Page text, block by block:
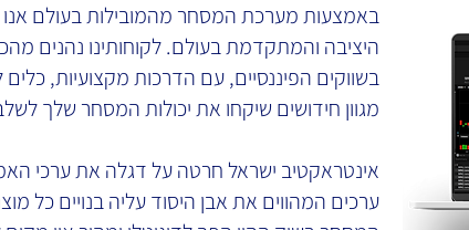
באמצעות מערכת המסחר מהמובילות בעולם
היציבה והמתקדמת בעולם. לקוחותינו נהנים
בשווקים הפיננסיים, עם הדרכות מקצועיות, כלים
מגוון חידושים שיקחו את יכולות המסחר שלך
אינטראקטיב ישראל חרטה על דגלה את ערכי
ערכים המהווים את אבן היסוד עליה בנויים כל